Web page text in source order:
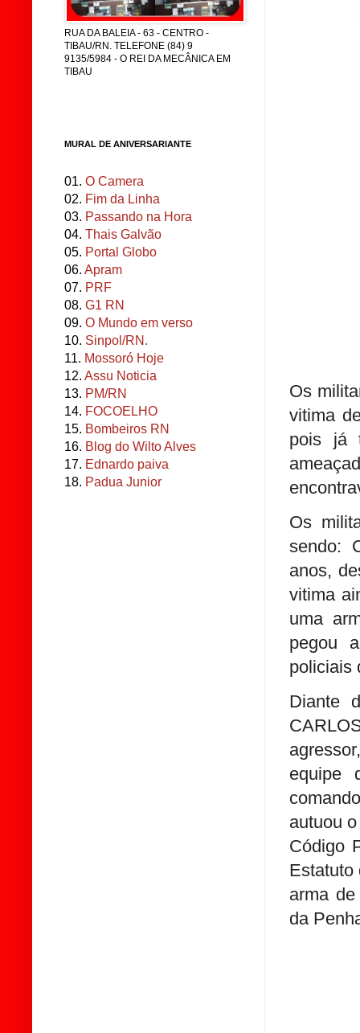
Os
vitima
pois já
Os
sendo:
anos,
vitima
uma
pegou
policiais
Diante
equipe
autuou
Código
Estatuto
arma
da
RUA DA BALEIA - 63 - CENTRO -
TIBAU/RN. TELEFONE (84) 9
9135/5984 - O REI DA MECÂNICA EM
TIBAU
MURAL DE ANIVERSARIANTE
01. O Camera
02. Fim da Linha
03. Passando na Hora
04. Thais Galvão
05. Portal Globo
06. Apram
07. PRF
08. G1 RN
09. O Mundo em verso
10. Sinpol/RN.
11. Mossoró Hoje
12. Assu Noticia
13. PM/RN
14. FOCOELHO
15. Bombeiros RN
16. Blog do Wilto Alves
17. Ednardo paiva
18. Padua Junior